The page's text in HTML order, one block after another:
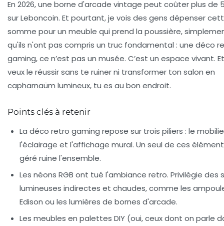
En 2026, une borne d'arcade vintage peut coûter plus de
sur Leboncoin. Et pourtant, je vois des gens dépenser
somme pour un meuble qui prend la poussière,
qu'ils n'ont pas compris un truc fondamental : une déco
gaming, ce n’est pas un musée. C’est un espace vivant.
veux le réussir sans te ruiner ni transformer ton salon en
capharnaüm lumineux, tu es au bon endroit.
Points clés à retenir
La déco retro gaming repose sur trois piliers : le
l'éclairage et l'affichage mural. Un seul de ces
géré ruine l'ensemble.
Les néons RGB ont tué l'ambiance retro. Privilégie des
lumineuses indirectes et chaudes, comme les
Edison ou les lumières de bornes d'arcade.
Les meubles en palettes DIY (oui, ceux dont on parle